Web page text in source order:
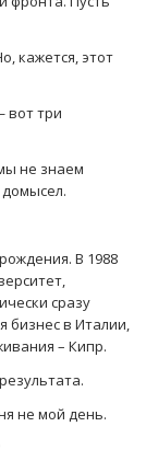
кажется, этот
вот три
не знаем
В 1988
сразу
бизнес в Италии,
– Кипр.
не мой день.